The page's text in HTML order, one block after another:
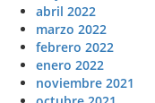
abril 2022
marzo 2022
febrero 2022
enero 2022
noviembre 2021